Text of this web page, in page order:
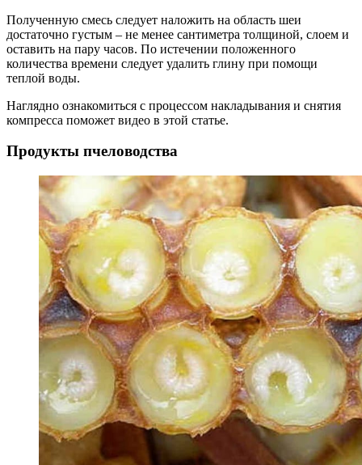
Полученную смесь следует наложить на область шеи
достаточно густым – не менее сантиметра толщиной, слоем и
оставить на пару часов. По истечении положенного
количества времени следует удалить глину при помощи
теплой воды.
Наглядно ознакомиться с процессом накладывания и снятия
компресса поможет видео в этой статье.
Продукты пчеловодства